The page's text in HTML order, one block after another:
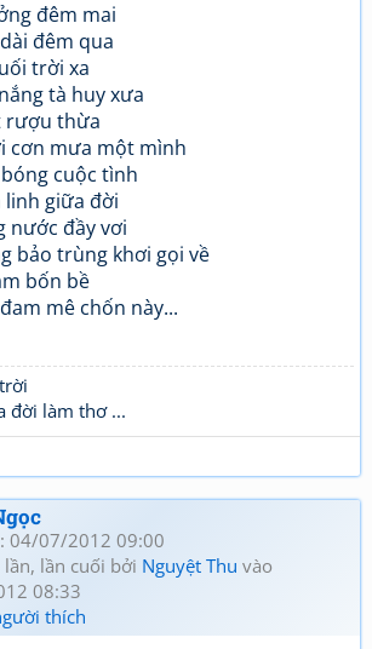
đêm mai
đêm qua
trời xa
tà huy xưa
rượu thừa
cơn mưa một mình
cuộc tình
linh giữa đời
nước đầy vơi
bảo trùng khơi gọi về
bốn bề
mê chốn này...
đời làm thơ ...
04/07/2012 09:00
lần cuối bởi Nguyệt Thu vào
08:33
thích